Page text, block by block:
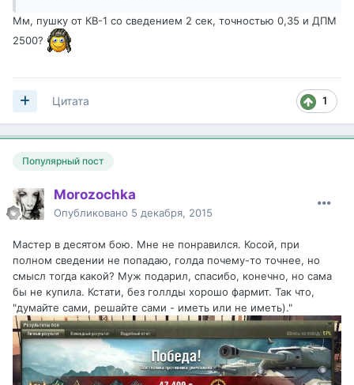
Мм, пушку от КВ-1 со сведением 2 сек, точностью 0,35 и ДПМ
2500?
1
Цитата
Популярный пост
Morozochka
Опубликовано 5 декабря, 2015
Мастер в десятом бою. Мне не понравился. Косой, при
полном сведении не попадаю, голда почему-то точнее, но
смысл тогда какой? Муж подарил, спасибо, конечно, но сама
бы не купила. Кстати, без голлды хорошо фармит. Так что,
"думайте сами, решайте сами - иметь или не иметь)."